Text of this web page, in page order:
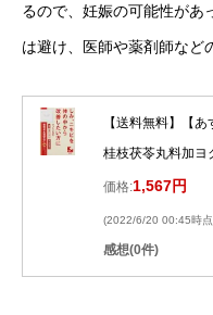
るので、妊娠の可能性があ
は避け、医師や薬剤師など
【送料無料】【
桂枝茯苓丸料加
価格:1,567円
(2022/6/20 00:45時
感想(0件)